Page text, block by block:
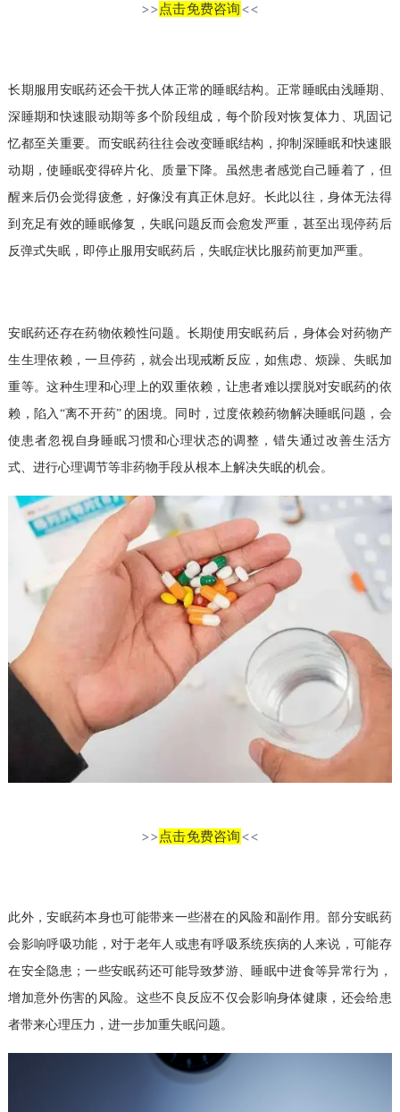
>>点击免费咨询<<
长期服用安眠药还会干扰人体正常的睡眠结构。正常睡眠由浅睡期、
深睡期和快速眼动期等多个阶段组成，每个阶段对恢复体力、巩固记
忆都至关重要。而安眠药往往会改变睡眠结构，抑制深睡眠和快速眼
动期，使睡眠变得碎片化、质量下降。虽然患者感觉自己睡着了，但
醒来后仍会觉得疲惫，好像没有真正休息好。长此以往，身体无法得
到充足有效的睡眠修复，失眠问题反而会愈发严重，甚至出现停药后
反弹式失眠，即停止服用安眠药后，失眠症状比服药前更加严重。
安眠药还存在药物依赖性问题。长期使用安眠药后，身体会对药物产
生生理依赖，一旦停药，就会出现戒断反应，如焦虑、烦躁、失眠加
重等。这种生理和心理上的双重依赖，让患者难以摆脱对安眠药的依
赖，陷入 “离不开药” 的困境。同时，过度依赖药物解决睡眠问题，会
使患者忽视自身睡眠习惯和心理状态的调整，错失通过改善生活方
式、进行心理调节等非药物手段从根本上解决失眠的机会。
>>点击免费咨询<<
此外，安眠药本身也可能带来一些潜在的风险和副作用。部分安眠药
会影响呼吸功能，对于老年人或患有呼吸系统疾病的人来说，可能存
在安全隐患；一些安眠药还可能导致梦游、睡眠中进食等异常行为，
增加意外伤害的风险。这些不良反应不仅会影响身体健康，还会给患
者带来心理压力，进一步加重失眠问题。